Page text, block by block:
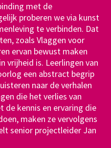
helpen ons groeien en
Ze geven uiting aan
dichter bij elkaar.
met de
proberen we via kunst
te verbinden. Dat
zoals Vlaggen voor
ervan bewust maken
vrijheid is. Leerlingen van
een abstract begrip
naar de verhalen
die het verlies van
de kennis en ervaring die
maken ze vervolgens
senior projectleider Jan
tegen
die het op eigen
te ontspannen en tot
te ontdekken en
om sterker in het
mee te doen. Lees het
Sanders.